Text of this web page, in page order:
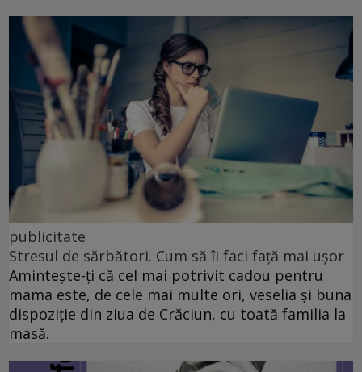
publicitate
Stresul de sărbători. Cum să îi faci față mai ușor
Amintește-ți că cel mai potrivit cadou pentru
mama este, de cele mai multe ori, veselia și buna
dispoziție din ziua de Crăciun, cu toată familia la
masă.